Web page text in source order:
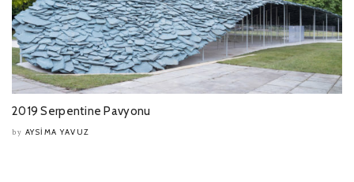
2019 Serpentine Pavyonu
by AYSIMA YAVUZ